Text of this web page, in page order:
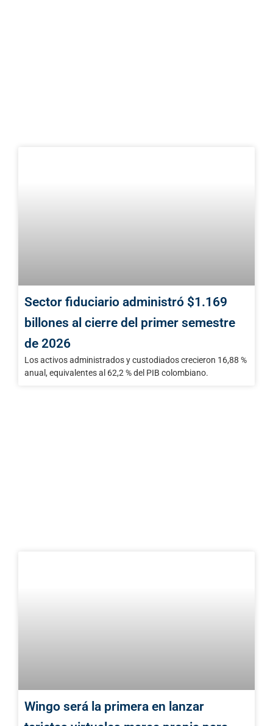
Sector fiduciario administró $1.169
billones al cierre del primer semestre
de 2026
Los activos administrados y custodiados crecieron 16,88 %
anual, equivalentes al 62,2 % del PIB colombiano.
Wingo será la primera en lanzar